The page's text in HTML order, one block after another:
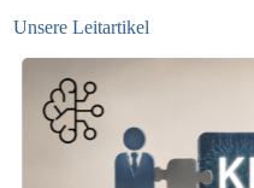
Unsere Leitartikel